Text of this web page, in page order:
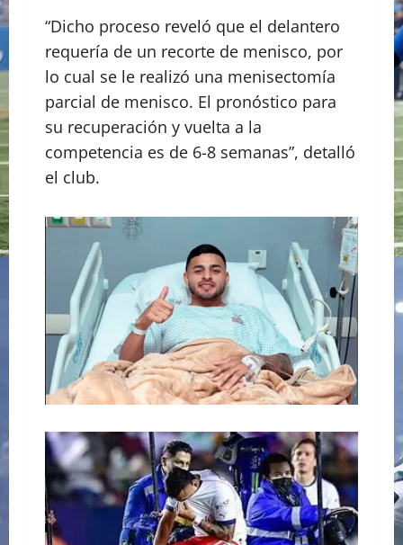
“Dicho proceso reveló que el delantero
requería de un recorte de menisco, por
lo cual se le realizó una menisectomía
parcial de menisco. El pronóstico para
su recuperación y vuelta a la
competencia es de 6-8 semanas”, detalló
el club.